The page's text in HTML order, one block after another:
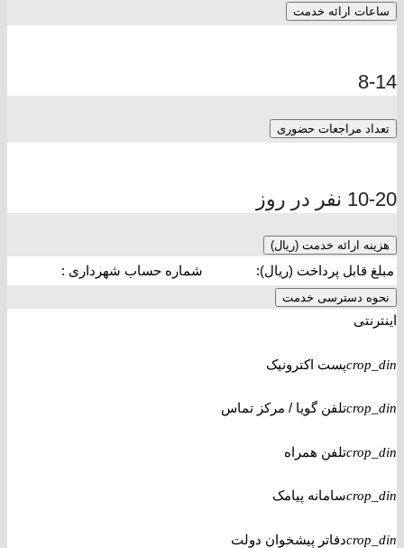
ساعات ارائه خدمت
8-14
تعداد مراجعات حضوری
10-20 نفر در روز
هزینه ارائه خدمت (ریال)
مبلغ قابل پرداخت (ریال): شماره حساب شهرداری :
نحوه دسترسی خدمت
اینترنتی
crop_dinپست اکترونیک
crop_dinتلفن گویا / مرکز تماس
crop_dinتلفن همراه
crop_dinسامانه پیامک
crop_dinدفاتر پیشخوان دولت